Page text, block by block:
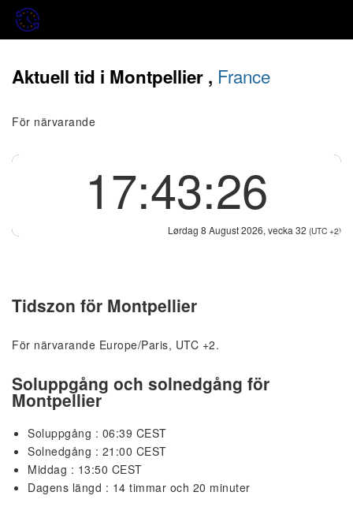
Aktuell tid i Montpellier , France
För närvarande
17:43:26
Lørdag 8 August 2026, vecka 32 (UTC +2)
Tidszon för Montpellier
För närvarande Europe/Paris, UTC +2.
Soluppgång och solnedgång för
Montpellier
Soluppgång : 06:39 CEST
Solnedgång : 21:00 CEST
Middag : 13:50 CEST
Dagens längd : 14 timmar och 20 minuter